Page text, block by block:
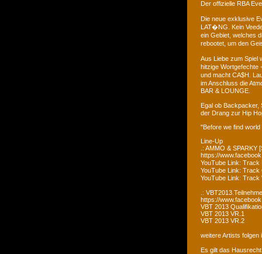
Der offizielle RBA
Die neue exklusive
LAT�NG. Kein
ein Gebiet, welches
rebootet, um den
Aus Liebe zum Spiel
hitzige Wortgefechte
und macht CA$H.
im Anschluss die
BAR & LOUNGE.
Egal ob
der Drang zur Hip
"Before we find
Line-Up
.: AMMO & SPARKY
https://
YouTube Link:
YouTube Link: Track
YouTube Link:
.:
https://
VBT 2013
VBT 2013 VR.1
VBT 2013 VR.2
weitere Artists
Es gilt das